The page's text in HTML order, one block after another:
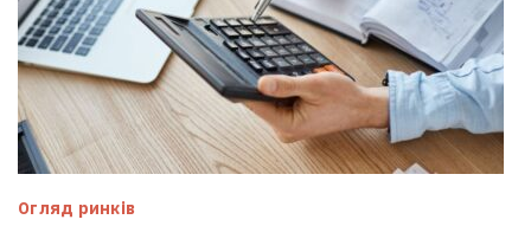
Огляд ринків